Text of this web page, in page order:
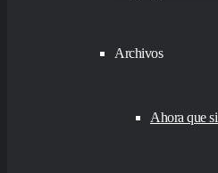
Archivos
Ahora que